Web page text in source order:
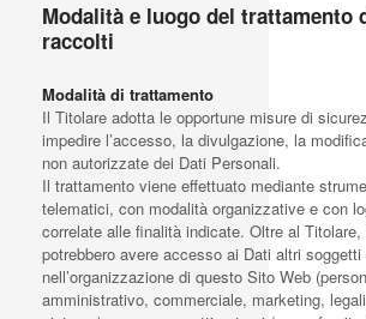
Modalità e luogo del trattamento
raccolti
Modalità di trattamento
Il Titolare adotta le opportune misure di
impedire l’accesso, la divulgazione, la
non autorizzate dei Dati Personali.
Il trattamento viene effettuato mediante
telematici, con modalità organizzative e con
correlate alle finalità indicate. Oltre al
potrebbero avere accesso ai Dati altri
nell’organizzazione di questo Sito Web
amministrativo, commerciale, marketing,